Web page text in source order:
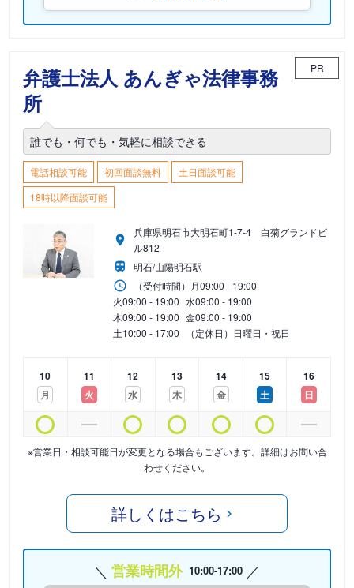
弁護士法人 あんぎゃ法律事務
所
PR
誰でも・何でも・気軽に相談できる
電話相談可能 初回面談無料
土日面談可能
18時以降面談可能
兵庫県明石市大明石町1-7-4 白菊グランドビ
ル812
明石/山陽明石駅
（受付時間） 月09:00 - 19:00
火09:00 - 19:00 水09:00 - 19:00
木09:00 - 19:00 金09:00 - 19:00
土10:00 - 17:00 （定休日）日曜日・祝日
10
月
11
火
12
水
13
木
14
金
15
土
16
日
※営業日・相談可能日が変更となる場合もございます。詳細はお問い合
わせください。
詳しくはこちら
営業時間外 10:00-17:00